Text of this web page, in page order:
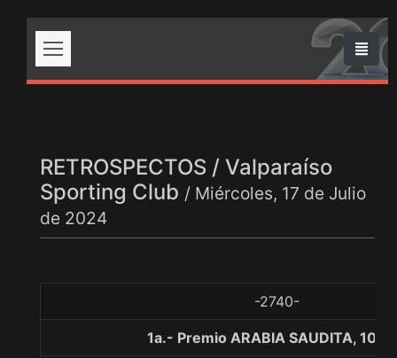
RETROSPECTOS / Valparaíso
Sporting Club / Miércoles, 17 de Julio
de 2024
-2740-
1a.- Premio ARABIA SAUDITA,